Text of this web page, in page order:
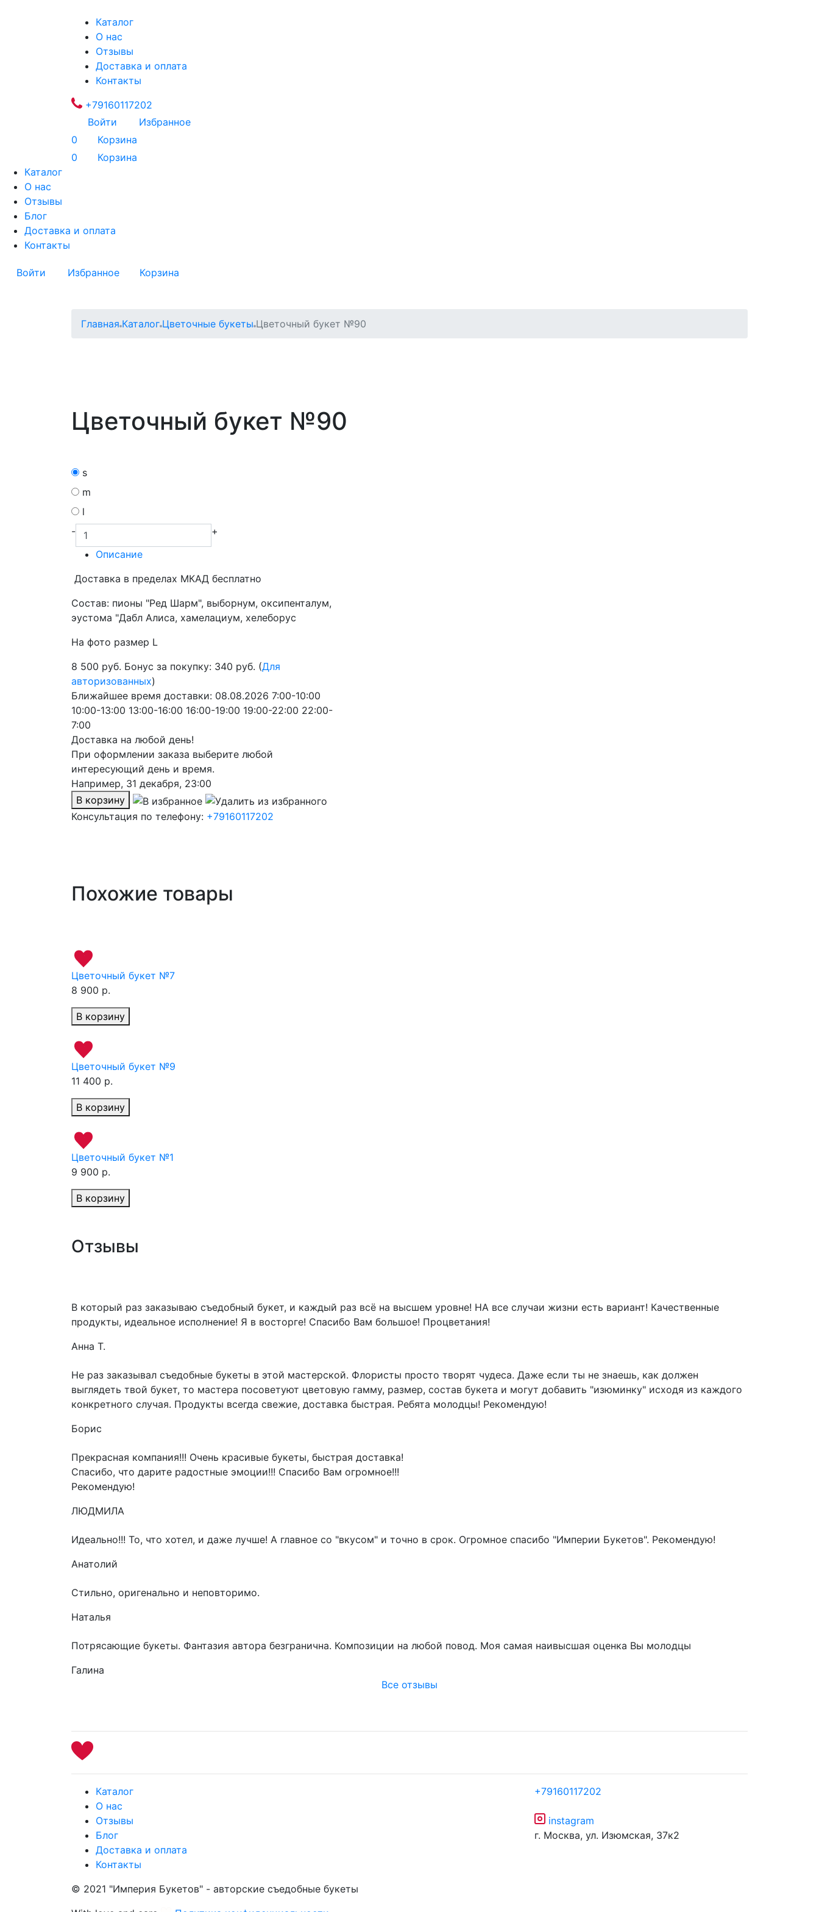
Каталог
О нас
Отзывы
Доставка и оплата
Контакты
+79160117202
Войти
Избранное
0
Корзина
0
Корзина
Каталог
О нас
Отзывы
Блог
Доставка и оплата
Контакты
Войти Избранное Корзина
Главная Каталог Цветочные букеты Цветочный букет №90
Цветочный букет №90
s
m
l
-
+
Описание
Доставка в пределах МКАД бесплатно
Состав: пионы "Ред Шарм", выборнум, оксипенталум,
эустома "Дабл Алиса, хамелациум, хелеборус
На фото размер L
8 500 руб. Бонус за покупку: 340 руб. (Для
авторизованных)
Ближайшее время доставки: 08.08.2026 7:00-10:00
10:00-13:00 13:00-16:00 16:00-19:00 19:00-22:00 22:00-
7:00
Доставка на любой день!
При оформлении заказа выберите любой
интересующий день и время.
Например, 31 декабря, 23:00
В корзину
Консультация по телефону: +79160117202
Похожие товары
Цветочный букет №7
8 900 р.
В корзину
Цветочный букет №9
11 400 р.
В корзину
Цветочный букет №1
9 900 р.
В корзину
Отзывы
В который раз заказываю съедобный букет, и каждый раз всё на высшем уровне! НА все случаи жизни есть вариант! Качественные
продукты, идеальное исполнение! Я в восторге! Спасибо Вам большое! Процветания!
Анна Т.
Не раз заказывал съедобные букеты в этой мастерской. Флористы просто творят чудеса. Даже если ты не знаешь, как должен
выглядеть твой букет, то мастера посоветуют цветовую гамму, размер, состав букета и могут добавить "изюминку" исходя из каждого
конкретного случая. Продукты всегда свежие, доставка быстрая. Ребята молодцы! Рекомендую!
Борис
Прекрасная компания!!! Очень красивые букеты, быстрая доставка!
Спасибо, что дарите радостные эмоции!!! Спасибо Вам огромное!!!
Рекомендую!
ЛЮДМИЛА
Идеально!!! То, что хотел, и даже лучше! А главное со "вкусом" и точно в срок. Огромное спасибо "Империи Букетов". Рекомендую!
Анатолий
Стильно, оригенально и неповторимо.
Наталья
Потрясающие букеты. Фантазия автора безгранична. Композиции на любой повод. Моя самая наивысшая оценка Вы молодцы
Галина
Все отзывы
Каталог
О нас
Отзывы
Блог
Доставка и оплата
Контакты
+79160117202
instagram
г. Москва, ул. Изюмская, 37к2
© 2021 "Империя Букетов" - авторские съедобные букеты